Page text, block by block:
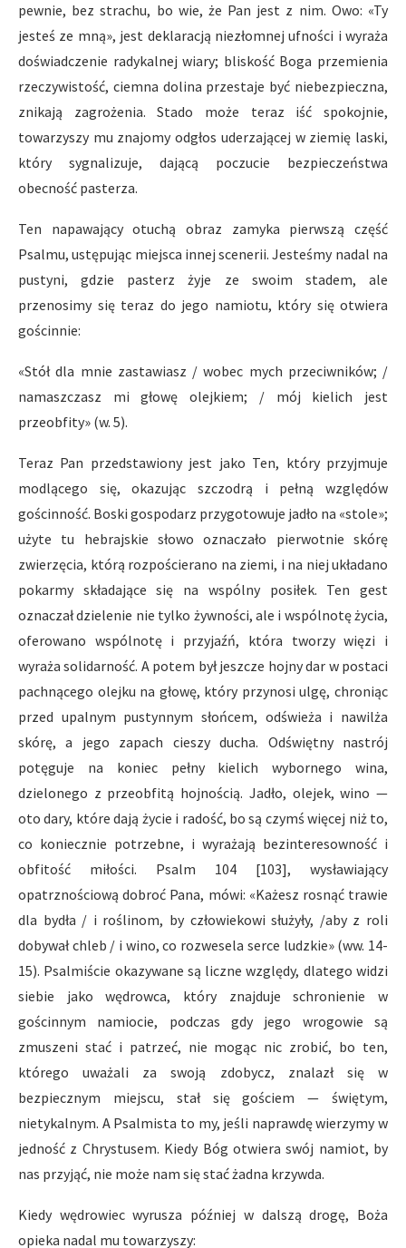
pewnie, bez strachu, bo wie, że Pan jest z nim. Owo: «Ty
jesteś ze mną», jest deklaracją niezłomnej ufności i wyraża
doświadczenie radykalnej wiary; bliskość Boga przemienia
rzeczywistość, ciemna dolina przestaje być niebezpieczna,
znikają zagrożenia. Stado może teraz iść spokojnie,
towarzyszy mu znajomy odgłos uderzającej w ziemię laski,
który sygnalizuje, dającą poczucie bezpieczeństwa
obecność pasterza.
Ten napawający otuchą obraz zamyka pierwszą część
Psalmu, ustępując miejsca innej scenerii. Jesteśmy nadal na
pustyni, gdzie pasterz żyje ze swoim stadem, ale
przenosimy się teraz do jego namiotu, który się otwiera
gościnnie:
«Stół dla mnie zastawiasz / wobec mych przeciwników; /
namaszczasz mi głowę olejkiem; / mój kielich jest
przeobfity» (w. 5).
Teraz Pan przedstawiony jest jako Ten, który przyjmuje
modlącego się, okazując szczodrą i pełną względów
gościnność. Boski gospodarz przygotowuje jadło na «stole»;
użyte tu hebrajskie słowo oznaczało pierwotnie skórę
zwierzęcia, którą rozpościerano na ziemi, i na niej układano
pokarmy składające się na wspólny posiłek. Ten gest
oznaczał dzielenie nie tylko żywności, ale i wspólnotę życia,
oferowano wspólnotę i przyjaźń, która tworzy więzi i
wyraża solidarność. A potem był jeszcze hojny dar w postaci
pachnącego olejku na głowę, który przynosi ulgę, chroniąc
przed upalnym pustynnym słońcem, odświeża i nawilża
skórę, a jego zapach cieszy ducha. Odświętny nastrój
potęguje na koniec pełny kielich wybornego wina,
dzielonego z przeobfitą hojnością. Jadło, olejek, wino —
oto dary, które dają życie i radość, bo są czymś więcej niż to,
co koniecznie potrzebne, i wyrażają bezinteresowność i
obfitość miłości. Psalm 104 [103], wysławiający
opatrznościową dobroć Pana, mówi: «Każesz rosnąć trawie
dla bydła / i roślinom, by człowiekowi służyły, /aby z roli
dobywał chleb / i wino, co rozwesela serce ludzkie» (ww. 14-
15). Psalmiście okazywane są liczne względy, dlatego widzi
siebie jako wędrowca, który znajduje schronienie w
gościnnym namiocie, podczas gdy jego wrogowie są
zmuszeni stać i patrzeć, nie mogąc nic zrobić, bo ten,
którego uważali za swoją zdobycz, znalazł się w
bezpiecznym miejscu, stał się gościem — świętym,
nietykalnym. A Psalmista to my, jeśli naprawdę wierzymy w
jedność z Chrystusem. Kiedy Bóg otwiera swój namiot, by
nas przyjąć, nie może nam się stać żadna krzywda.
Kiedy wędrowiec wyrusza później w dalszą drogę, Boża
opieka nadal mu towarzyszy: